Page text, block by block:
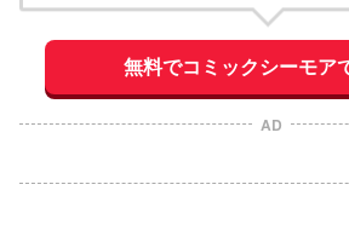
無料でコミックシーモア
AD